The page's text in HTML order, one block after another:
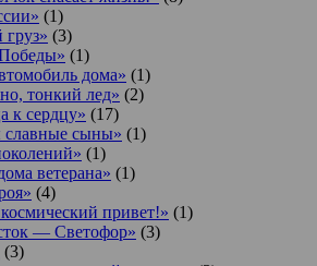
(1)
(3)
(1)
дома» (1)
тонкий лед» (2)
к сердцу» (17)
славные сыны» (1)
(1)
ветерана» (1)
(4)
привет!» (1)
— Светофор» (3)
(3)